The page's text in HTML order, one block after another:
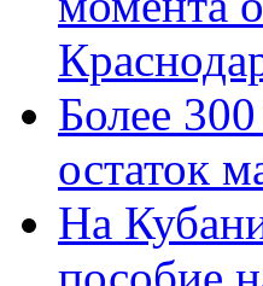
Более
остаток
На